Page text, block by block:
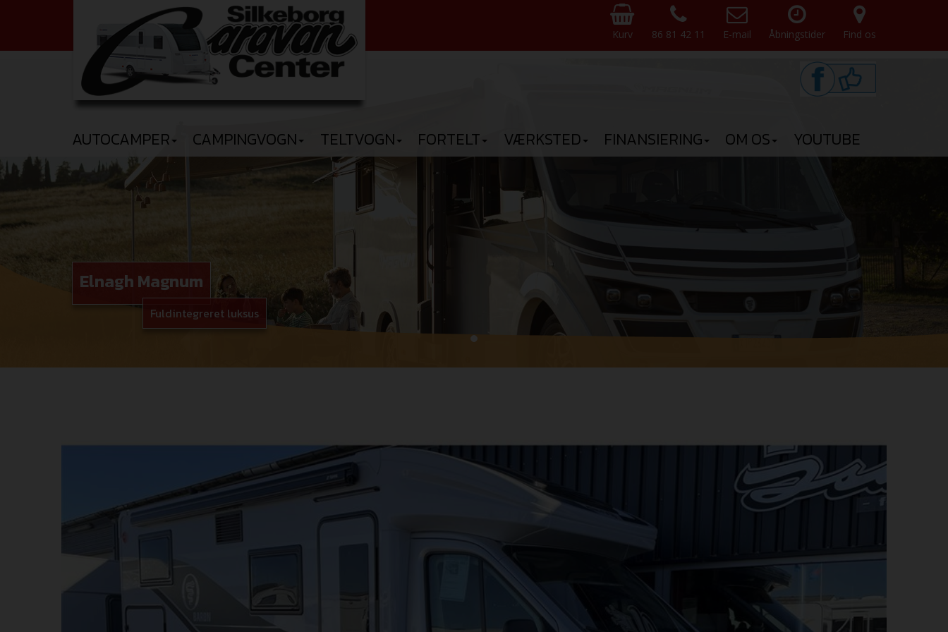
Kurv 86 81 42 11 E-mail Åbningstider Find os
AUTOCAMPER CAMPINGVOGN TELTVOGN FORTELT VÆRKSTED FINANSIERING OM OS YOUTUBE
Elnagh Magnum
Fuldintegreret luksus